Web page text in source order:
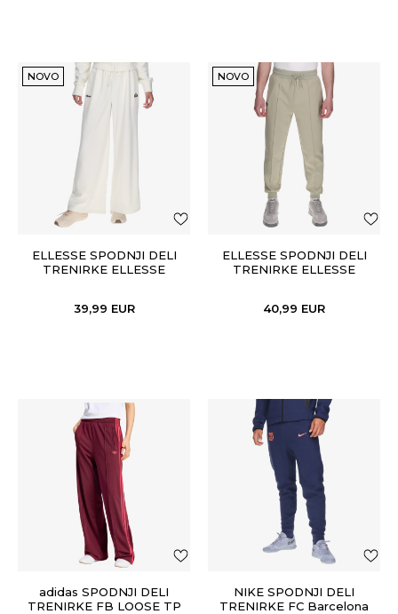
NOVO
ELLESSE SPODNJI DELI
TRENIRKE ELLESSE
39,99 EUR
NOVO
ELLESSE SPODNJI DELI
TRENIRKE ELLESSE
40,99 EUR
adidas SPODNJI DELI
TRENIRKE FB LOOSE TP
NIKE SPODNJI DELI
TRENIRKE FC Barcelona